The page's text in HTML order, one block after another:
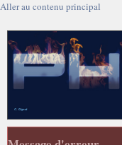
Aller au contenu principal